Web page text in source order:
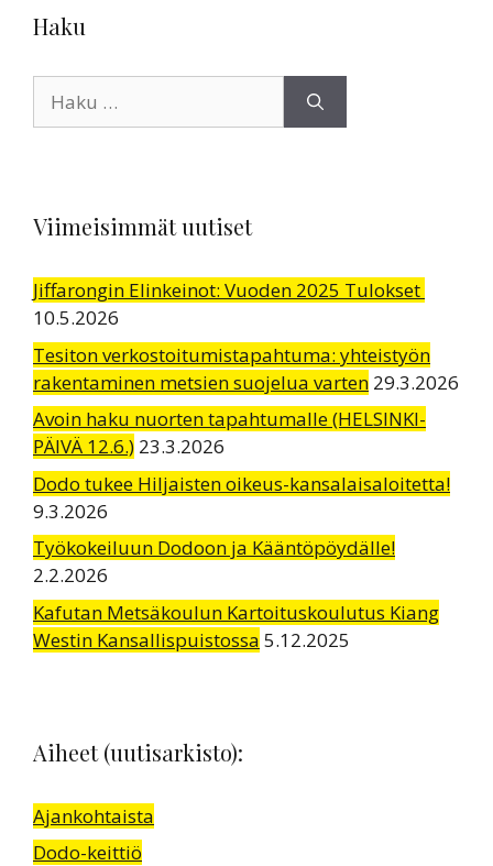
Haku
Viimeisimmät uutiset
Jiffarongin Elinkeinot: Vuoden 2025 Tulokset
10.5.2026
Tesiton verkostoitumistapahtuma: yhteistyön
rakentaminen metsien suojelua varten 29.3.2026
Avoin haku nuorten tapahtumalle (HELSINKI-
PÄIVÄ 12.6.) 23.3.2026
Dodo tukee Hiljaisten oikeus-kansalaisaloitetta!
9.3.2026
Työkokeiluun Dodoon ja Kääntöpöydälle!
2.2.2026
Kafutan Metsäkoulun Kartoituskoulutus Kiang
Westin Kansallispuistossa 5.12.2025
Aiheet (uutisarkisto):
Ajankohtaista
Dodo-keittiö